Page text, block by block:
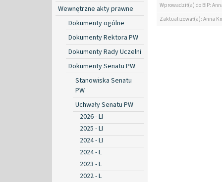
Wewnętrzne akty prawne
Dokumenty ogólne
Dokumenty Rektora PW
Dokumenty Rady Uczelni
Dokumenty Senatu PW
Stanowiska Senatu
PW
Uchwały Senatu PW
2026 - LI
2025 - LI
2024 - LI
2024 - L
2023 - L
2022 - L
Wprowadził(a) do BIP:
Zaktualizował(a): Anna